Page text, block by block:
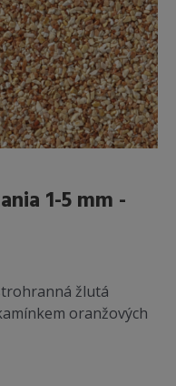
1-5 mm -
žlutá
oranžových